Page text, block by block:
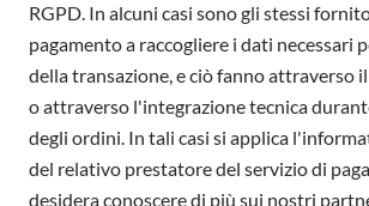
RGPD. In alcuni casi sono gli stessi
pagamento a raccogliere i dati necessari
della transazione, e ciò fanno attraverso
o attraverso l'integrazione tecnica
degli ordini. In tali casi si applica
del relativo prestatore del servizio di
desidera conoscere di più sui nostri